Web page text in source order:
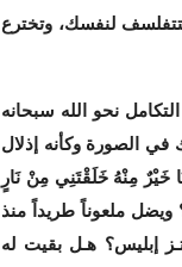
لنفسك، وتخترع
نحو الله سبحانه
الصورة وكأنه إذلال
خَيْرٌ مِنْهُ خَلَقْتَنِي مِنْ نَارٍ
ويضل ملعوناً طريداً منذ
إبليس؟ هـل بقيت له